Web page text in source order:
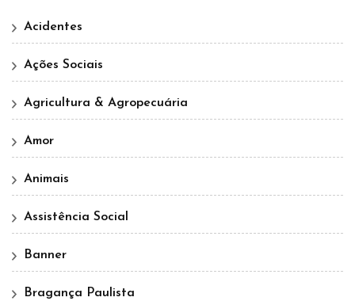
Acidentes
Ações Sociais
Agricultura & Agropecuária
Amor
Animais
Assistência Social
Banner
Bragança Paulista